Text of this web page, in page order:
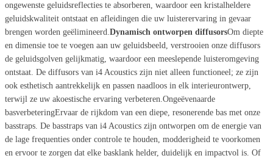
ongewenste geluidsreflecties te absorberen, waardoor een kristalheldere
geluidskwaliteit ontstaat en afleidingen die uw luisterervaring in gevaar
brengen worden geëlimineerd.Dynamisch ontworpen diffusorsOm diepte
en dimensie toe te voegen aan uw geluidsbeeld, verstrooien onze diffusors
de geluidsgolven gelijkmatig, waardoor een meeslepende luisteromgeving
ontstaat. De diffusors van i4 Acoustics zijn niet alleen functioneel; ze zijn
ook esthetisch aantrekkelijk en passen naadloos in elk interieurontwerp,
terwijl ze uw akoestische ervaring verbeteren.Ongeëvenaarde
basverbeteringErvaar de rijkdom van een diepe, resonerende bas met onze
basstraps. De basstraps van i4 Acoustics zijn ontworpen om de energie van
de lage frequenties onder controle te houden, modderigheid te voorkomen
en ervoor te zorgen dat elke basklank helder, duidelijk en impactvol is. Of